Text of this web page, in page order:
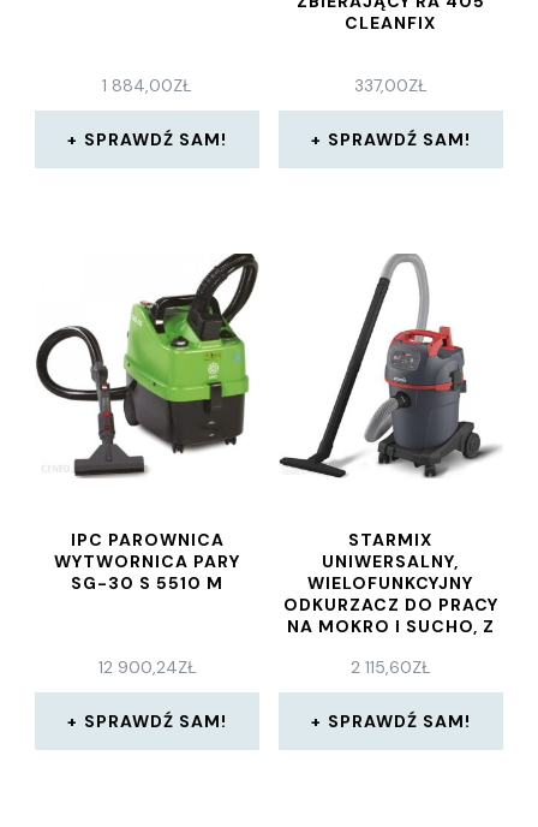
1 884,00ZŁ
SPRAWDŹ SAM!
CLEANFIX
337,00ZŁ
SPRAWDŹ SAM!
IPC PAROWNICA
WYTWORNICA PARY
SG-30 S 5510 M
12 900,24ZŁ
SPRAWDŹ SAM!
STARMIX
UNIWERSALNY,
WIELOFUNKCYJNY
ODKURZACZ DO PRACY
NA MOKRO I SUCHO, Z
DODATKOWYM DO
DUŻYCH
ZANIECZYSZCZEŃ ,POJ.
ZBIORNIKA 32 L
2 115,60ZŁ
SPRAWDŹ SAM!